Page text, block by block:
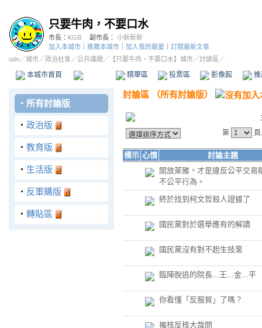
只要牛肉，不要口水
市長： KGB 副市長： 小新新新
加入本城市
推薦本城市 加入我的最愛
訂閱最新文章
udn／城市／政治社會 ／公共議題 ／ 【只要牛肉，不要口水】城市／討論區／
本城市首頁 精華區 投票區 影像館
‧ 所有討論版
‧ 政治版
‧ 教育版
‧ 生活版
‧ 反軍購版
‧ 轉貼區
討論區 （所有討論版）
第
標示 心情
討論主題
開放萊豬，才是違反公平交易
不公平行為。
終於找到柯文哲殺人證據了
國民黨對於選舉應有的解讀
國民黨沒有對不起生技業
臨陣脫逃的院長...王...金...平
你看懂「反服貿」了嗎？
擁核反核大哉問